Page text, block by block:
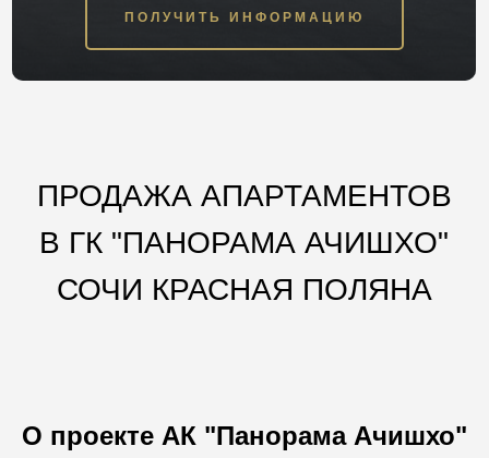
ПОЛУЧИТЬ ИНФОРМАЦИЮ
ПРОДАЖА АПАРТАМЕНТОВ
В ГК "ПАНОРАМА АЧИШХО"
СОЧИ КРАСНАЯ ПОЛЯНА
О проекте АК "Панорама Ачишхо"